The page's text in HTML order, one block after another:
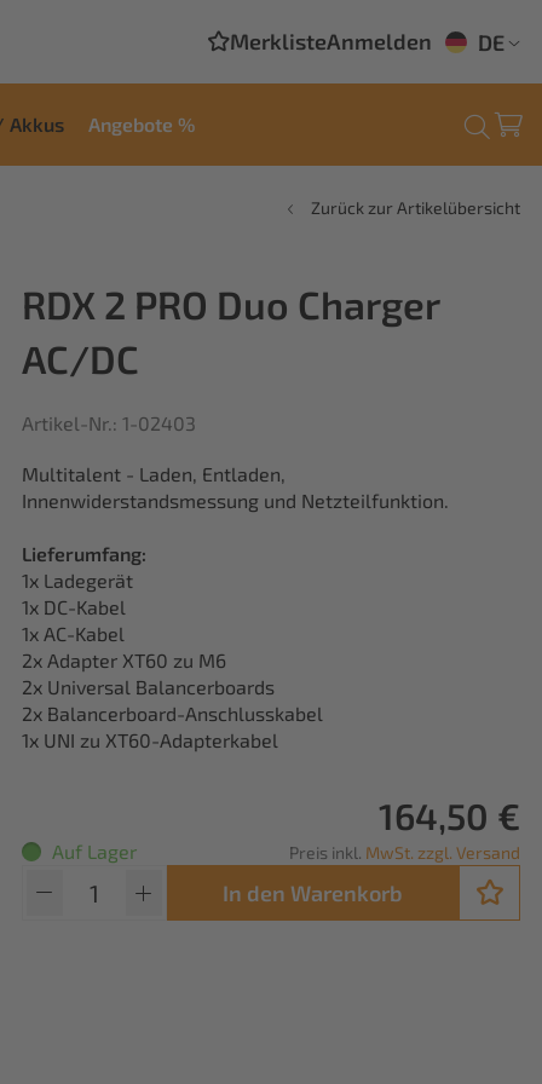
MerklisteAnmelden DE
Akkus Angebote %
Zurück zur Artikelübersicht
RDX 2 PRO Duo Charger
AC/DC
Artikel-Nr.: 1-02403
Multitalent - Laden, Entladen,
Innenwiderstandsmessung und Netzteilfunktion.
Lieferumfang:
1x Ladegerät
1x DC-Kabel
1x AC-Kabel
2x Adapter XT60 zu M6
2x Universal Balancerboards
2x Balancerboard-Anschlusskabel
1x UNI zu XT60-Adapterkabel
164,50 €
Preis inkl. MwSt. zzgl. Versand
Auf Lager
In den Warenkorb